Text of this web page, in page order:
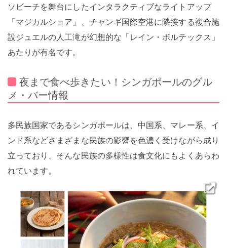
ソビーチを舞台にしたインタラクティブなライトアップ
「マジカルショア」、チャンギ国際空港に隣接する複合施
設ジュエルの人工滝が幻想的な「レイン・ボルテックス」
あたりが有名です。
夜まで食べ歩きたい！シンガポールのグル
メ・バー情報
多民族国家であるシンガポールは、中国系、マレー系、イ
ンド系などさまざまな民族の影響を色濃く受けながら成り
立っており、そんな民族の多様性は食文化にもよくあらわ
れています。